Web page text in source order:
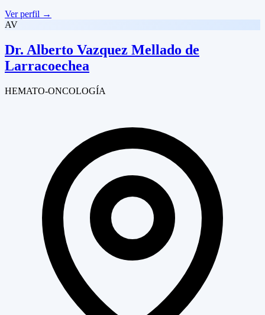
Ver perfil →
AV
Dr. Alberto Vazquez Mellado de
Larracoechea
HEMATO-ONCOLOGÍA